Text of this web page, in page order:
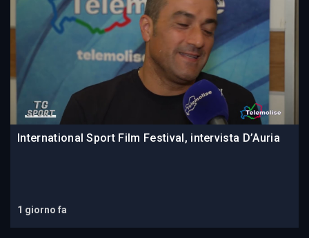
International Sport Film Festival, intervista D’Auria
1 giorno fa